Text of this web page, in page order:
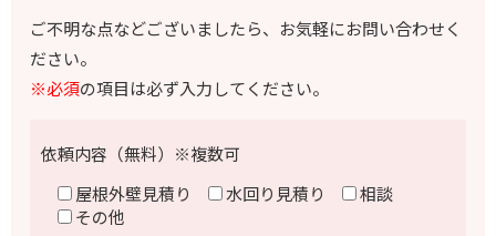
ご不明な点などございましたら、お気軽にお問い合わせく
ださい。
※必須の項目は必ず入力してください。
依頼内容（無料）※複数可
屋根外壁見積り
水回り見積り
相談
その他